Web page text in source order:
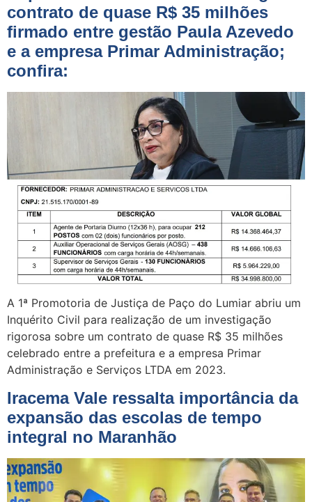
contrato de quase R$ 35 milhões
firmado entre gestão Paula Azevedo
e a empresa Primar Administração;
confira:
A 1ª Promotoria de Justiça de Paço do Lumiar abriu um
Inquérito Civil para realização de um investigação
rigorosa sobre um contrato de quase R$ 35 milhões
celebrado entre a prefeitura e a empresa Primar
Administração e Serviços LTDA em 2023.
Iracema Vale ressalta importância da
expansão das escolas de tempo
integral no Maranhão